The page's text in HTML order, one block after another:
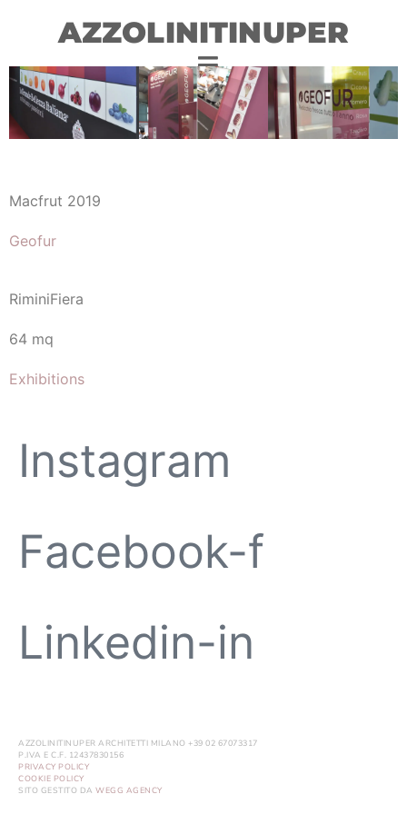
AZZOLINITINUPER
Macfrut 2019
Geofur
RiminiFiera
64 mq
Exhibitions
Instagram
Facebook-f
Linkedin-in
AZZOLINITINUPER ARCHITETTI MILANO +39 02 67073317
P.IVA E C.F. 12437830156
PRIVACY POLICY
COOKIE POLICY
SITO GESTITO DA WEGG AGENCY